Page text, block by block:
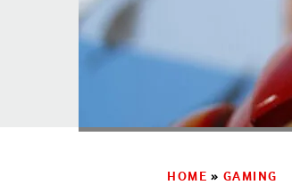
HOME » GAMING